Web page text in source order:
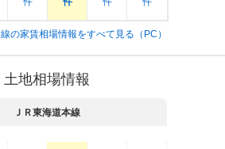
の家賃相場情報をすべて見る（PC）
土地相場情報
ＪＲ東海道本線